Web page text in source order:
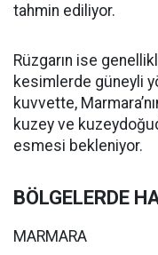
tahmin ediliyor.
Rüzgarın ise
kesimlerde güneyli
kuvvette,
kuzey ve
esmesi bekleniyor.
BÖLGELERDE
MARMARA